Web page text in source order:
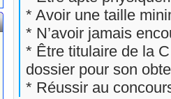
* Avoir une taille
* N’avoir jamais
* Être titulaire de la
dossier pour son
* Réussir au